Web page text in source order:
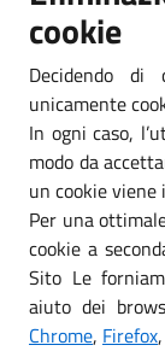
cookie
Decidendo di
unicamente
In ogni caso,
modo da
un cookie
Per una
cookie a
Sito Le
aiuto dei
Chrome, Firefox,